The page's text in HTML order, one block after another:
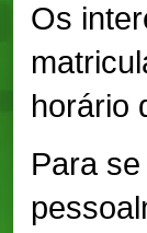
Os
horário
Para